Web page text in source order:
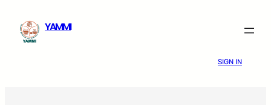
content
YAMMI
SIGN IN